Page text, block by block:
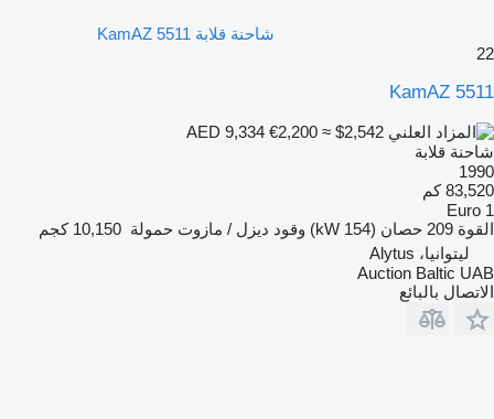
شاحنة قلابة KamAZ 5511
22
KamAZ 5511
€2,200 ≈ $2,542
شاحنة قلابة
1990
83,520 كم
Euro 1
القوة 209 حصان (154 kW) وقود ديزل / مازوت حمولة 10,150 كجم
ليتوانيا، Alytus
Auction Baltic UAB
الاتصال بالبائع